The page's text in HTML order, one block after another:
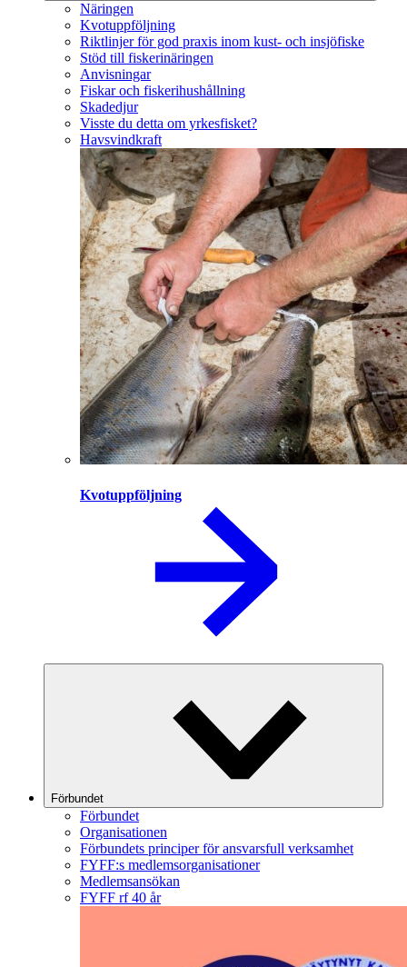
Näringen
Kvotuppföljning
Riktlinjer för god praxis inom kust- och insjöfiske
Stöd till fiskerinäringen
Anvisningar
Fiskar och fiskerihushållning
Skadedjur
Visste du detta om yrkesfisket?
Havsvindkraft
Kvotuppföljning
Förbundet
Förbundet
Organisationen
Förbundets principer för ansvarsfull verksamhet
FYFF:s medlemsorganisationer
Medlemsansökan
FYFF rf 40 år